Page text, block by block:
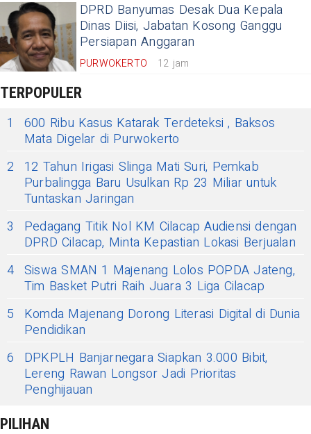
DPRD Banyumas Desak Dua Kepala
Dinas Diisi, Jabatan Kosong Ganggu
Persiapan Anggaran
PURWOKERTO 12 jam
TERPOPULER
1
600 Ribu Kasus Katarak Terdeteksi , Baksos
Mata Digelar di Purwokerto
2
12 Tahun Irigasi Slinga Mati Suri, Pemkab
Purbalingga Baru Usulkan Rp 23 Miliar untuk
Tuntaskan Jaringan
3
Pedagang Titik Nol KM Cilacap Audiensi dengan
DPRD Cilacap, Minta Kepastian Lokasi Berjualan
4 Siswa SMAN 1 Majenang Lolos POPDA Jateng,
Tim Basket Putri Raih Juara 3 Liga Cilacap
5
Komda Majenang Dorong Literasi Digital di Dunia
Pendidikan
6
DPKPLH Banjarnegara Siapkan 3.000 Bibit,
Lereng Rawan Longsor Jadi Prioritas
Penghijauan
PILIHAN